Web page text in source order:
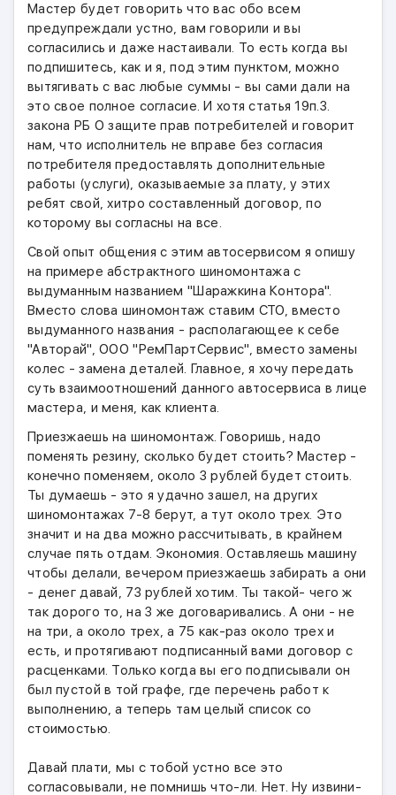
Мастер будет говорить что вас обо всем
предупреждали устно, вам говорили и вы
согласились и даже настаивали. То есть когда вы
подпишитесь, как и я, под этим пунктом, можно
вытягивать с вас любые суммы - вы сами дали на
это свое полное согласие. И хотя статья 19п.3.
закона РБ О защите прав потребителей и говорит
нам, что исполнитель не вправе без согласия
потребителя предоставлять дополнительные
работы (услуги), оказываемые за плату, у этих
ребят свой, хитро составленный договор, по
которому вы согласны на все.
Свой опыт общения с этим автосервисом я опишу
на примере абстрактного шиномонтажа с
выдуманным названием "Шаражкина Контора".
Вместо слова шиномонтаж ставим СТО, вместо
выдуманного названия - располагающее к себе
"Авторай", ООО "РемПартСервис", вместо замены
колес - замена деталей. Главное, я хочу передать
суть взаимоотношений данного автосервиса в лице
мастера, и меня, как клиента.
Приезжаешь на шиномонтаж. Говоришь, надо
поменять резину, сколько будет стоить? Мастер -
конечно поменяем, около 3 рублей будет стоить.
Ты думаешь - это я удачно зашел, на других
шиномонтажах 7-8 берут, а тут около трех. Это
значит и на два можно рассчитывать, в крайнем
случае пять отдам. Экономия. Оставляешь машину
чтобы делали, вечером приезжаешь забирать а они
- денег давай, 73 рублей хотим. Ты такой- чего ж
так дорого то, на 3 же договаривались. А они - не
на три, а около трех, а 75 как-раз около трех и
есть, и протягивают подписанный вами договор с
расценками. Только когда вы его подписывали он
был пустой в той графе, где перечень работ к
выполнению, а теперь там целый список со
стоимостью.
Давай плати, мы с тобой устно все это
согласовывали, не помнишь что-ли. Нет. Ну извини-